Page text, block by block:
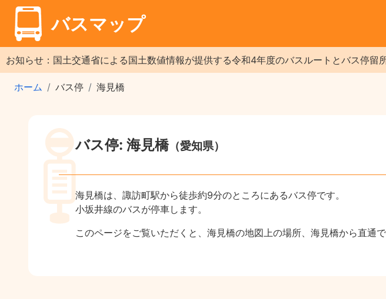
バスマップ
お知らせ：国土交通省による国土数値情報が提供する令和4年度のバスルートとバス停留
ホーム バス停 海見橋
バス停: 海見橋（愛知県）
海見橋は、諏訪町駅から徒歩約9分のところにあるバス停です。
小坂井線のバスが停車します。
このページをご覧いただくと、海見橋の地図上の場所、海見橋から直通